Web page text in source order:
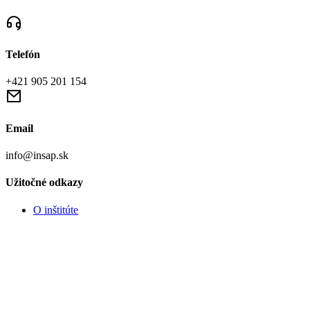
Telefón
+421 905 201 154
Email
info@insap.sk
Užitočné odkazy
O inštitúte